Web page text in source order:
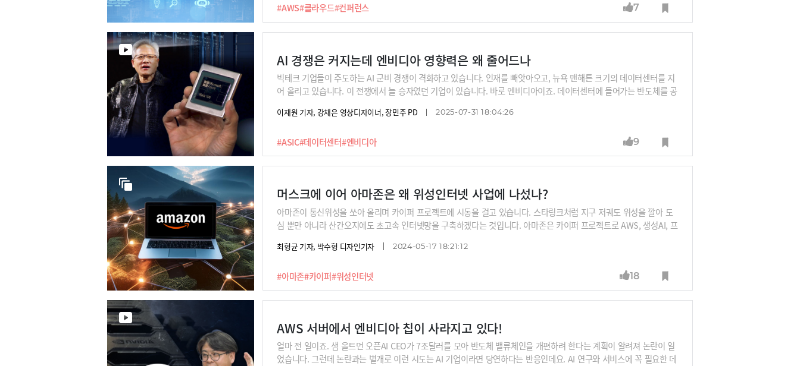
#AWS#클라우드#컨퍼런스
라인 콘퍼런스로 코오롱몰, 아모레퍼시픽을 비롯한 국내 다양한 기업들이 AWS를 통한 AI 도입 사례를 발표한다고 합니
다. 여기에 지난 5월 AWS 뉴욕 서밋에서 공개한 최신 기술까지 국내 최초로 선보인다고 하는데요. 이곳에서 여러분의
비즈니스에 딱 맞는 AI 해법을 찾아가시기 바
7
AI 경쟁은 커지는데 엔비디아 영향력은 왜 줄어드나
#ASIC#데이터센터#엔비디아
빅테크 기업들이 주도하는 AI 군비 경쟁이 격화하고 있습니다. 인재를 빼앗아오고, 뉴욕 맨해튼 크기의 데이터센터를 지
어 올리고 있습니다. 이 전쟁에서 늘 승자였던 기업이 있습니다. 바로 엔비디아이죠. 데이터센터에 들어가는 반도체를 공
든 칩으로 대체한다고 하는데요. 2026년에는 빅테크 기업의 자체 제작 칩 출하량이 엔비디아의 출하량을 넘어설 전망입
이재원 기자, 강채은 영상디자이너, 장민주 PD 2025-07-31 18:04:26
9
머스크에 이어 아마존은 왜 위성인터넷 사업에 나섰나?
#아마존#카이퍼#위성인터넷
아마존이 통신위성을 쏘아 올리며 카이퍼 프로젝트에 시동을 걸고 있습니다. 스타링크처럼 지구 저궤도 위성을 깔아 도
심 뿐만 아니라 산간오지에도 초고속 인터넷망을 구축하겠다는 것입니다. 아마존은 카이퍼 프로젝트로 AWS, 생성AI, 프
에서 진행하는 사업을 연계하려는 것일까요?
최형균 기자, 박수형 디자인기자 2024-05-17 18:21:12
18
AWS 서버에서 엔비디아 칩이 사라지고 있다!
얼마 전 일이죠. 샘 올트먼 오픈AI CEO가 7조달러를 모아 반도체 밸류체인을 개편하려 한다는 계획이 알려져 논란이 일
었습니다. 그런데 논란과는 별개로 이런 시도는 AI 기업이라면 당연하다는 반응인데요. AI 연구와 서비스에 꼭 필요한 데